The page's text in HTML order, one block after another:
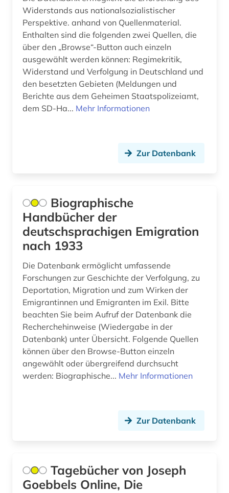
Widerstands aus nationalsozialistischer
Perspektive. anhand von Quellenmaterial.
Enthalten sind die folgenden zwei Quellen, die
über den „Browse“-Button auch einzeln
ausgewählt werden können: Regimekritik,
Widerstand und Verfolgung in Deutschland und
den besetzten Gebieten (Meldungen und
Berichte aus dem Geheimen Staatspolizeiamt,
dem SD-Ha... Mehr Informationen
Zur Datenbank
Biographische
Handbücher der
deutschsprachigen Emigration
nach 1933
Die Datenbank ermöglicht umfassende
Forschungen zur Geschichte der Verfolgung, zu
Deportation, Migration und zum Wirken der
Emigrantinnen und Emigranten im Exil. Bitte
beachten Sie beim Aufruf der Datenbank die
Recherchehinweise (Wiedergabe in der
Datenbank) unter Übersicht. Folgende Quellen
können über den Browse-Button einzeln
angewählt oder übergreifend durchsucht
werden: Biographische... Mehr Informationen
Zur Datenbank
Tagebücher von Joseph
Goebbels Online, Die